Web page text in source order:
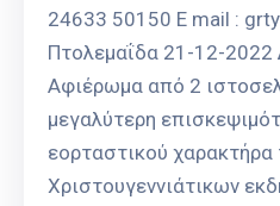
24633 50150 E mail :
Πτολεμαΐδα 21-12-
Αφιέρωμα από 2
μεγαλύτερη
εορταστικού
Χριστουγεννιάτικων